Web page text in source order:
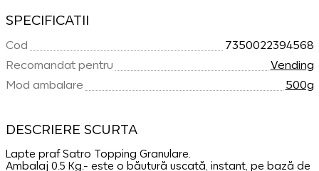
SPECIFICATII
Cod
7350022394568
Recomandat pentru
Vending
Mod ambalare
500g
DESCRIERE SCURTA
Lapte praf Satro Topping Granulare.
Ambalaj 0.5 Kg.- este o băutură uscată, instant, pe bază de